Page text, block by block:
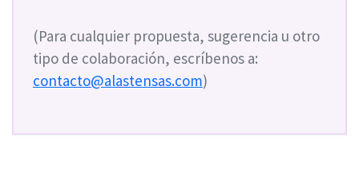
(Para cualquier propuesta, sugerencia u otro
tipo de colaboración, escríbenos a:
contacto@alastensas.com)